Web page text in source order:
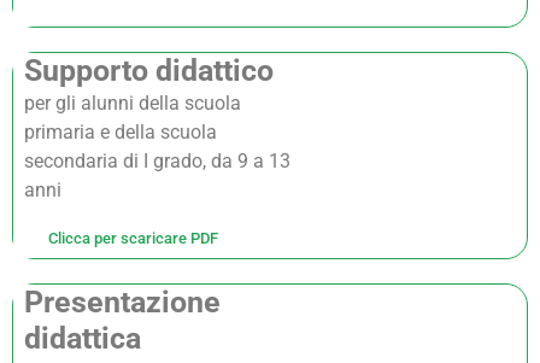
Supporto didattico
per gli alunni della scuola
primaria e della scuola
secondaria di I grado, da 9 a 13
anni
Clicca per scaricare PDF
Presentazione
didattica